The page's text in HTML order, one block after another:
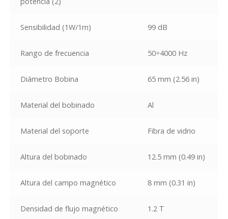
Sensibilidad (1W/1m) 99 dB
Rango de frecuencia 50÷4000 Hz
Diámetro Bobina 65 mm (2.56 in)
Material del bobinado Al
Material del soporte Fibra de vidrio
Altura del bobinado 12.5 mm (0.49 in)
Altura del campo magnético 8 mm (0.31 in)
Densidad de flujo magnético 1.2 T